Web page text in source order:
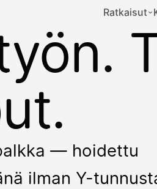
Ratkaisut
— hoidettu
ilman Y-